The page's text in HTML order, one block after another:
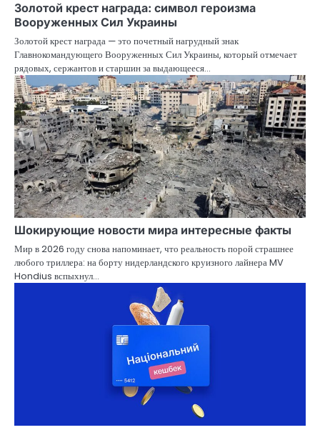
Золотой крест награда: символ героизма
Вооруженных Сил Украины
Золотой крест награда — это почетный нагрудный знак
Главнокомандующего Вооруженных Сил Украины, который отмечает
рядовых, сержантов и старшин за выдающееся…
Шокирующие новости мира интересные факты
Мир в 2026 году снова напоминает, что реальность порой страшнее
любого триллера: на борту нидерландского круизного лайнера MV
Hondius вспыхнул…